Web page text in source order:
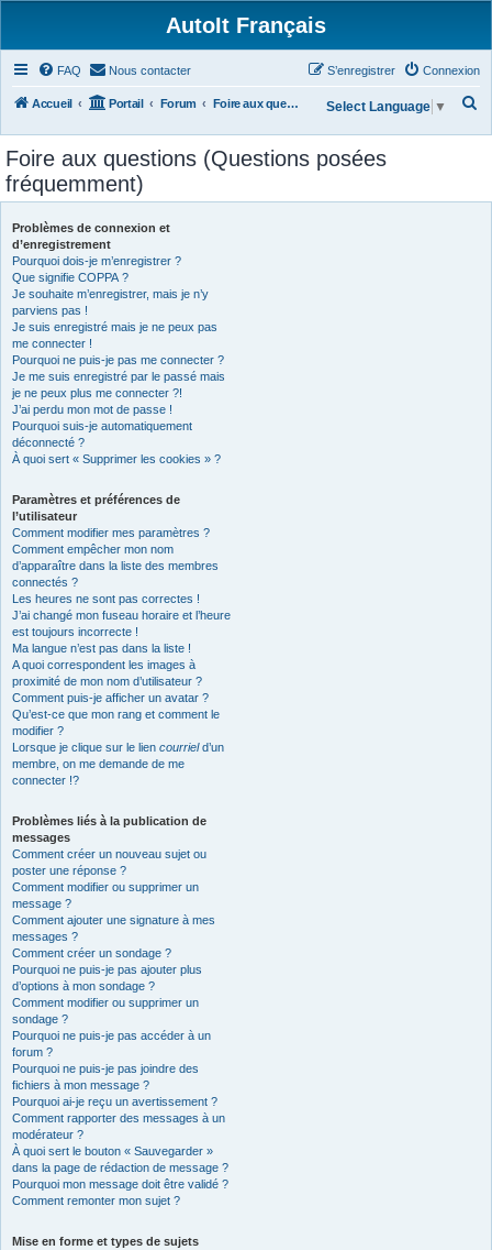
AutoIt Français
FAQ Nous contacter Connexion
S’enregistrer
Accueil Portail Forum Foire aux questions (Questions posées fréquemment) Select Language ▼
Foire aux questions (Questions posées
fréquemment)
Problèmes de connexion et
d’enregistrement
Pourquoi dois-je m’enregistrer ?
Que signifie COPPA ?
Je souhaite m’enregistrer, mais je n’y
parviens pas !
Je suis enregistré mais je ne peux pas
me connecter !
Pourquoi ne puis-je pas me connecter ?
Je me suis enregistré par le passé mais
je ne peux plus me connecter ?!
J’ai perdu mon mot de passe !
Pourquoi suis-je automatiquement
déconnecté ?
À quoi sert « Supprimer les cookies » ?
Paramètres et préférences de
l’utilisateur
Comment modifier mes paramètres ?
Comment empêcher mon nom
d’apparaître dans la liste des membres
connectés ?
Les heures ne sont pas correctes !
J’ai changé mon fuseau horaire et l’heure
est toujours incorrecte !
Ma langue n’est pas dans la liste !
A quoi correspondent les images à
proximité de mon nom d’utilisateur ?
Comment puis-je afficher un avatar ?
Qu’est-ce que mon rang et comment le
modifier ?
Lorsque je clique sur le lien courrield’un
membre, on me demande de me
connecter !?
Problèmes liés à la publication de
messages
Comment créer un nouveau sujet ou
poster une réponse ?
Comment modifier ou supprimer un
message ?
Comment ajouter une signature à mes
messages ?
Comment créer un sondage ?
Pourquoi ne puis-je pas ajouter plus
d’options à mon sondage ?
Comment modifier ou supprimer un
sondage ?
Pourquoi ne puis-je pas accéder à un
forum ?
Pourquoi ne puis-je pas joindre des
fichiers à mon message ?
Pourquoi ai-je reçu un avertissement ?
Comment rapporter des messages à un
modérateur ?
À quoi sert le bouton « Sauvegarder »
dans la page de rédaction de message ?
Pourquoi mon message doit être validé ?
Comment remonter mon sujet ?
Mise en forme et types de sujets